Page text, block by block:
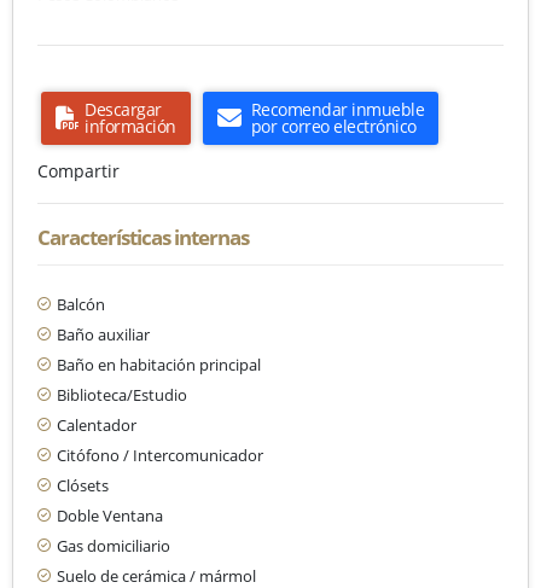
Descargar
información
Recomendar inmueble
por correo electrónico
Compartir
Características internas
Balcón
Baño auxiliar
Baño en habitación principal
Biblioteca/Estudio
Calentador
Citófono / Intercomunicador
Clósets
Doble Ventana
Gas domiciliario
Suelo de cerámica / mármol